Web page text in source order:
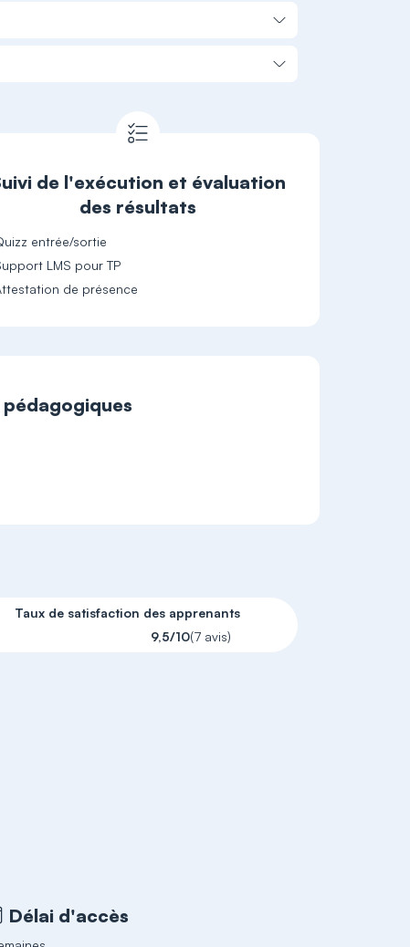
de l'exécution et évaluation
des résultats
entrée/sortie
LMS pour TP
de présence
Taux de satisfaction des apprenants
9,5/10(7 avis)
Délai d'accès